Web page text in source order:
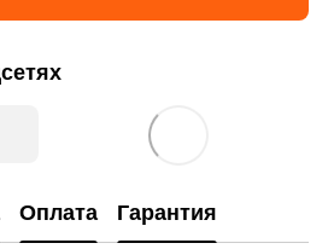
Оплата Гарантия